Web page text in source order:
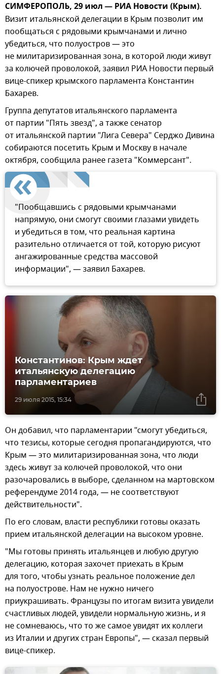
СИМФЕРОПОЛЬ, 29 июл — РИА Новости (Крым).
Визит итальянской делегации в Крым позволит им
пообщаться с рядовыми крымчанами и лично
убедиться, что полуостров — это
не милитаризированная зона, в которой люди живут
за колючей проволокой, заявил РИА Новости первый
вице-спикер крымского парламента Константин
Бахарев.
Группа депутатов итальянского парламента
от партии "Пять звезд", а также сенатор
от итальянской партии "Лига Севера" Серджо Дивина
собираются посетить Крым и Москву в начале
октября, сообщила ранее газета "Коммерсант".
"Пообщавшись с рядовыми крымчанами
напрямую, они смогут своими глазами увидеть
и убедиться в том, что реальная картина
разительно отличается от той, которую рисуют
ангажированные средства массовой
информации", — заявил Бахарев.
29 июля 2015, 15:34
Константинов: Крым ждет
итальянскую делегацию
парламентариев
Он добавил, что парламентарии "смогут убедиться,
что тезисы, которые сегодня пропагандируются, что
Крым — это милитаризированная зона, что люди
здесь живут за колючей проволокой, что они
разочаровались в выборе, сделанном на мартовском
референдуме 2014 года, — не соответствуют
действительности".
По его словам, власти республики готовы оказать
прием итальянской делегации на высоком уровне.
"Мы готовы принять итальянцев и любую другую
делегацию, которая захочет приехать в Крым
для того, чтобы узнать реальное положение дел
на полуострове. Нам не нужно ничего
приукрашивать. Французы по итогам визита увидели
счастливых людей, увидели нормальную жизнь, и я
не сомневаюсь, что то же самое увидят их коллеги
из Италии и других стран Европы", — сказал первый
вице-спикер.